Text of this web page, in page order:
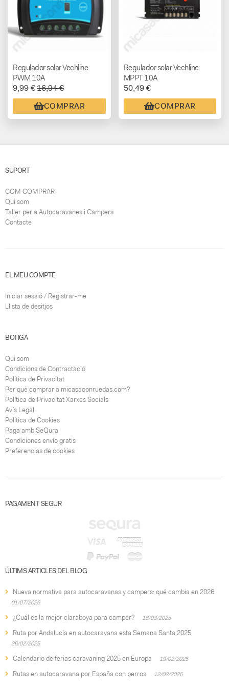
Regulador solar Vechline
PWM 10A
9,99 €16,94 €
COMPRAR
Regulador solar Vechline
MPPT 10A
50,49 €
COMPRAR
SUPORT
COM COMPRAR
Qui som
Taller per a Autocaravanes i Campers
Contacte
EL MEU COMPTE
Iniciar sessió / Registrar-me
Llista de desitjos
BOTIGA
Qui som
Condicions de Contractació
Política de Privacitat
Per què comprar a micasaconruedas.com?
Política de Privacitat Xarxes Socials
Avís Legal
Política de Cookies
Paga amb SeQura
Condiciones envío gratis
Preferencias de cookies
PAGAMENT SEGUR
ÚLTIMS ARTICLES DEL BLOG
Nueva normativa para autocaravanas y campers: qué cambia en 2026
01/07/2026
¿Cuál es la mejor claraboya para camper? 18/03/2025
Ruta por Andalucía en autocaravana esta Semana Santa 2025
26/02/2025
Calendario de ferias caravaning 2025 en Europa 19/02/2025
Rutas en autocaravana por España con perros 12/02/2025